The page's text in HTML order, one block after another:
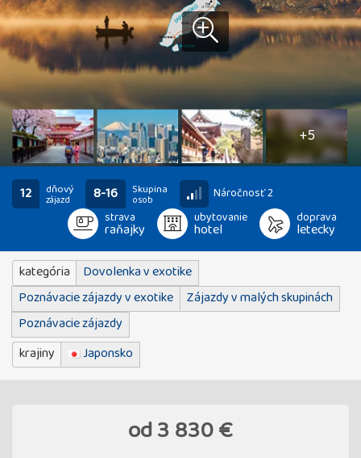
10
fotografií
+5
12 dňový
zájazd 8-16 Skupina
osob
Náročnosť 2
strava
raňajky
ubytovanie
hotel
doprava
letecky
kategória
Dovolenka v exotike
Poznávacie zájazdy v exotike
Zájazdy v malých skupinách
Poznávacie zájazdy
krajiny
Japonsko
od3 830 €